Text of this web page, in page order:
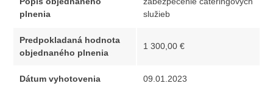
plnenia
služieb
Predpokladaná hodnota
objednaného plnenia
1 300,00 €
Dátum vyhotovenia 09.01.2023